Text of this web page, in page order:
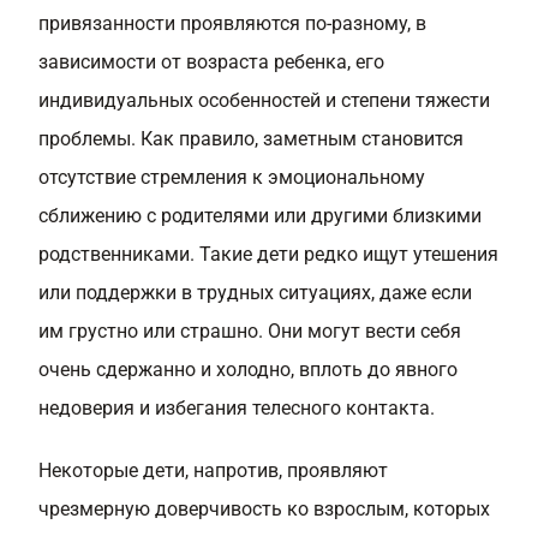
привязанности проявляются по-разному, в
зависимости от возраста ребенка, его
индивидуальных особенностей и степени тяжести
проблемы. Как правило, заметным становится
отсутствие стремления к эмоциональному
сближению с родителями или другими близкими
родственниками. Такие дети редко ищут утешения
или поддержки в трудных ситуациях, даже если
им грустно или страшно. Они могут вести себя
очень сдержанно и холодно, вплоть до явного
недоверия и избегания телесного контакта.
Некоторые дети, напротив, проявляют
чрезмерную доверчивость ко взрослым, которых